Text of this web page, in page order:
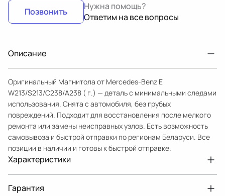
Позвонить
Нужна помощь?
Ответим на все вопросы
Описание
Оригинальный Магнитола от Mercedes-Benz E
W213/S213/C238/A238 ( г.) — деталь с минимальными следами
использования. Снята с автомобиля, без грубых
повреждений. Подходит для восстановления после мелкого
ремонта или замены неисправных узлов. Есть возможность
самовывоза и быстрой отправки по регионам Беларуси. Все
позиции в наличии и готовы к быстрой отправке.
Характеристики
Гарантия